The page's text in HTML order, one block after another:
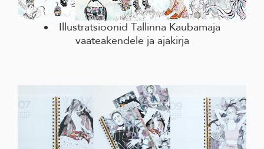
Illustratsioonid Tallinna Kaubamaja
vaateakendele ja ajakirja